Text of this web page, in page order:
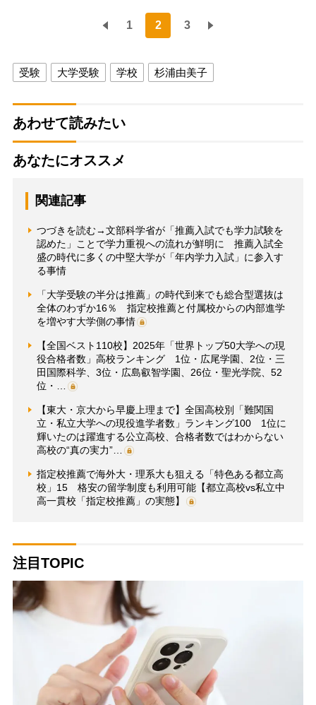
1 2 3
受験 大学受験 学校 杉浦由美子
あわせて読みたい
あなたにオススメ
関連記事
つづきを読む→文部科学省が「推薦入試でも学力試験を
認めた」ことで学力重視への流れが鮮明に 推薦入試全
盛の時代に多くの中堅大学が「年内学力入試」に参入す
る事情
「大学受験の半分は推薦」の時代到来でも総合型選抜は
全体のわずか16％ 指定校推薦と付属校からの内部進学
を増やす大学側の事情
【全国ベスト110校】2025年「世界トップ50大学への現
役合格者数」高校ランキング 1位・広尾学園、2位・三
田国際科学、3位・広島叡智学園、26位・聖光学院、52
位・…
【東大・京大から早慶上理まで】全国高校別「難関国
立・私立大学への現役進学者数」ランキング100 1位に
輝いたのは躍進する公立高校、合格者数ではわからない
高校の“真の実力”…
指定校推薦で海外大・理系大も狙える「特色ある都立高
校」15 格安の留学制度も利用可能【都立高校vs私立中
高一貫校「指定校推薦」の実態】
注目TOPIC